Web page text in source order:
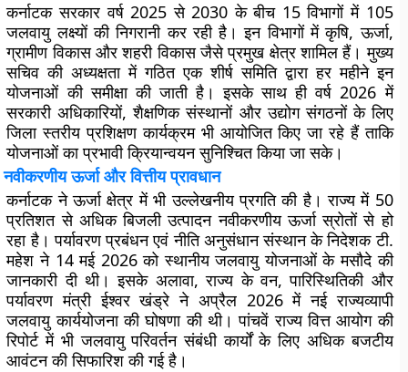
कर्नाटक सरकार वर्ष 2025 से 2030 के बीच 15 विभागों में 105
जलवायु लक्ष्यों की निगरानी कर रही है। इन विभागों में कृषि, ऊर्जा,
ग्रामीण विकास और शहरी विकास जैसे प्रमुख क्षेत्र शामिल हैं। मुख्य
सचिव की अध्यक्षता में गठित एक शीर्ष समिति द्वारा हर महीने इन
योजनाओं की समीक्षा की जाती है। इसके साथ ही वर्ष 2026 में
सरकारी अधिकारियों, शैक्षणिक संस्थानों और उद्योग संगठनों के लिए
जिला स्तरीय प्रशिक्षण कार्यक्रम भी आयोजित किए जा रहे हैं ताकि
योजनाओं का प्रभावी क्रियान्वयन सुनिश्चित किया जा सके।
नवीकरणीय ऊर्जा और वित्तीय प्रावधान
कर्नाटक ने ऊर्जा क्षेत्र में भी उल्लेखनीय प्रगति की है। राज्य में 50
प्रतिशत से अधिक बिजली उत्पादन नवीकरणीय ऊर्जा स्रोतों से हो
रहा है। पर्यावरण प्रबंधन एवं नीति अनुसंधान संस्थान के निदेशक टी.
महेश ने 14 मई 2026 को स्थानीय जलवायु योजनाओं के मसौदे की
जानकारी दी थी। इसके अलावा, राज्य के वन, पारिस्थितिकी और
पर्यावरण मंत्री ईश्वर खंड्रे ने अप्रैल 2026 में नई राज्यव्यापी
जलवायु कार्ययोजना की घोषणा की थी। पांचवें राज्य वित्त आयोग की
रिपोर्ट में भी जलवायु परिवर्तन संबंधी कार्यों के लिए अधिक बजटीय
आवंटन की सिफारिश की गई है।